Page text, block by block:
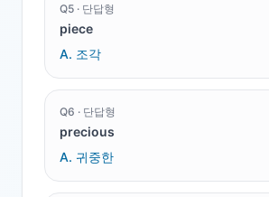
Q5 · 단답형
piece
A. 조각
Q6 · 단답형
precious
A. 귀중한